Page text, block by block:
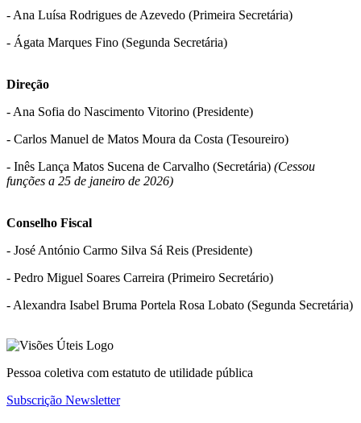
- Ana Luísa Rodrigues de Azevedo (Primeira Secretária)
- Ágata Marques Fino (Segunda Secretária)
Direção
- Ana Sofia do Nascimento Vitorino (Presidente)
- Carlos Manuel de Matos Moura da Costa (Tesoureiro)
- Inês Lança Matos Sucena de Carvalho (Secretária) (Cessou
funções a 25 de janeiro de 2026)
Conselho Fiscal
- José António Carmo Silva Sá Reis (Presidente)
- Pedro Miguel Soares Carreira (Primeiro Secretário)
- Alexandra Isabel Bruma Portela Rosa Lobato (Segunda Secretária)
Pessoa coletiva com estatuto de utilidade pública
Subscrição Newsletter